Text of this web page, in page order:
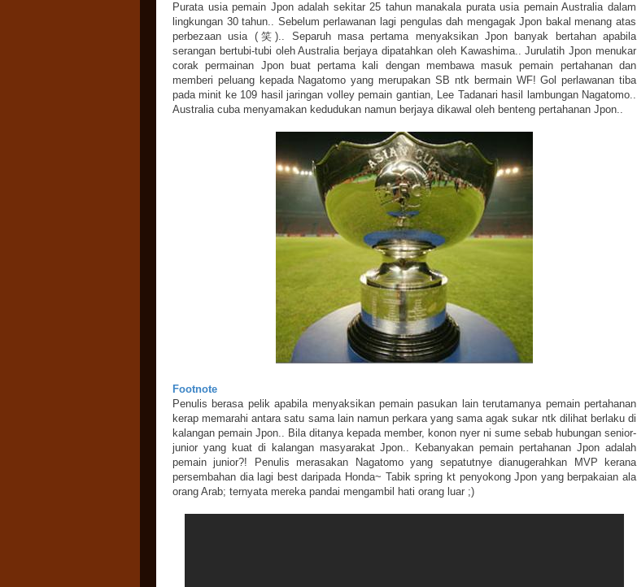
Purata usia pemain Jpon adalah sekitar 25 tahun manakala purata usia pemain Australia dalam
lingkungan 30 tahun.. Sebelum perlawanan lagi pengulas dah mengagak Jpon bakal menang atas
perbezaan usia (笑).. Separuh masa pertama menyaksikan Jpon banyak bertahan apabila
serangan bertubi-tubi oleh Australia berjaya dipatahkan oleh Kawashima.. Jurulatih Jpon menukar
corak permainan Jpon buat pertama kali dengan membawa masuk pemain pertahanan dan
memberi peluang kepada Nagatomo yang merupakan SB ntk bermain WF! Gol perlawanan tiba
pada minit ke 109 hasil jaringan volley pemain gantian, Lee Tadanari hasil lambungan Nagatomo..
Australia cuba menyamakan kedudukan namun berjaya dikawal oleh benteng pertahanan Jpon..
Footnote
Penulis berasa pelik apabila menyaksikan pemain pasukan lain terutamanya pemain pertahanan
kerap memarahi antara satu sama lain namun perkara yang sama agak sukar ntk dilihat berlaku di
kalangan pemain Jpon.. Bila ditanya kepada member, konon nyer ni sume sebab hubungan senior-
junior yang kuat di kalangan masyarakat Jpon.. Kebanyakan pemain pertahanan Jpon adalah
pemain junior?! Penulis merasakan Nagatomo yang sepatutnye dianugerahkan MVP kerana
persembahan dia lagi best daripada Honda~ Tabik spring kt penyokong Jpon yang berpakaian ala
orang Arab; ternyata mereka pandai mengambil hati orang luar ;)